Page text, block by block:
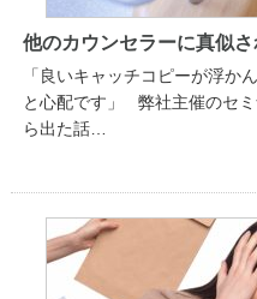
他のカウンセラーに真似
「良いキャッチコピーが浮か
と心配です」 弊社主催のセ
ら出た話…